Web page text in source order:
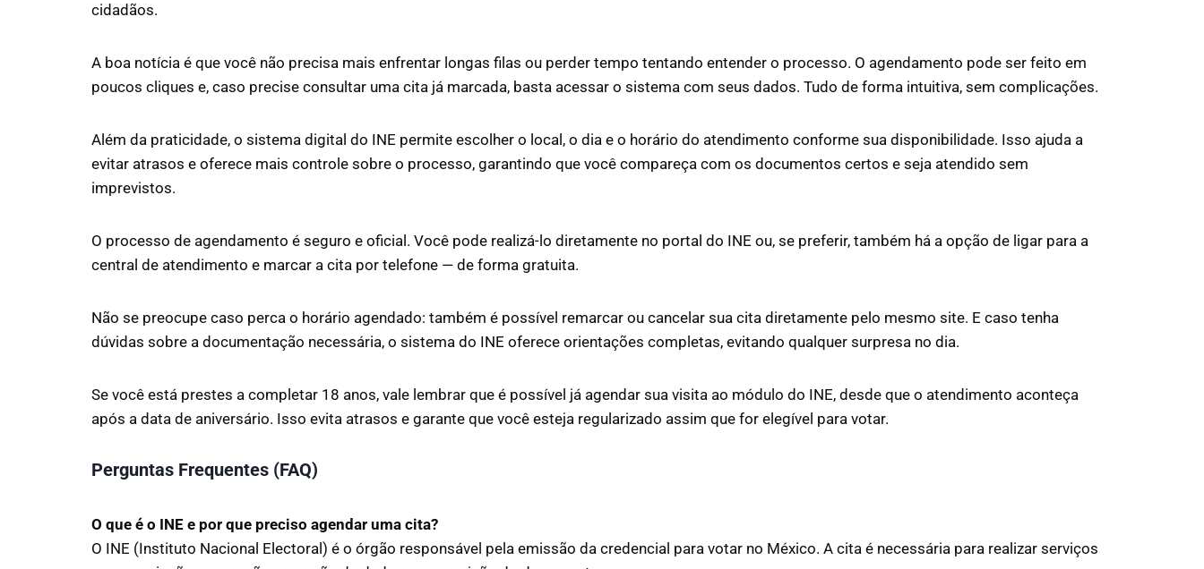
cidadãos.
A boa notícia é que você não precisa mais enfrentar longas filas ou perder tempo tentando entender o processo. O agendamento pode ser feito em
poucos cliques e, caso precise consultar uma cita já marcada, basta acessar o sistema com seus dados. Tudo de forma intuitiva, sem complicações.
Além da praticidade, o sistema digital do INE permite escolher o local, o dia e o horário do atendimento conforme sua disponibilidade. Isso ajuda a
evitar atrasos e oferece mais controle sobre o processo, garantindo que você compareça com os documentos certos e seja atendido sem
imprevistos.
O processo de agendamento é seguro e oficial. Você pode realizá-lo diretamente no portal do INE ou, se preferir, também há a opção de ligar para a
central de atendimento e marcar a cita por telefone — de forma gratuita.
Não se preocupe caso perca o horário agendado: também é possível remarcar ou cancelar sua cita diretamente pelo mesmo site. E caso tenha
dúvidas sobre a documentação necessária, o sistema do INE oferece orientações completas, evitando qualquer surpresa no dia.
Se você está prestes a completar 18 anos, vale lembrar que é possível já agendar sua visita ao módulo do INE, desde que o atendimento aconteça
após a data de aniversário. Isso evita atrasos e garante que você esteja regularizado assim que for elegível para votar.
Perguntas Frequentes (FAQ)
O que é o INE e por que preciso agendar uma cita?
O INE (Instituto Nacional Electoral) é o órgão responsável pela emissão da credencial para votar no México. A cita é necessária para realizar serviços